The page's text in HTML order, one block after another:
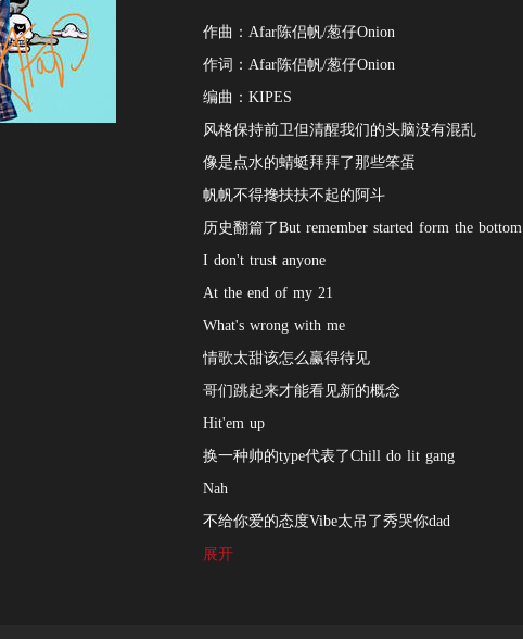
作曲：Afar陈侣帆/葱仔Onion
作词：Afar陈侣帆/葱仔Onion
编曲：KIPES
风格保持前卫但清醒我们的头脑没有混乱
像是点水的蜻蜓拜拜了那些笨蛋
帆帆不得搀扶扶不起的阿斗
历史翻篇了But remember started form the bottom
I don't trust anyone
At the end of my 21
What's wrong with me
情歌太甜该怎么赢得待见
哥们跳起来才能看见新的概念
Hit'em up
换一种帅的type代表了Chill do lit gang
Nah
不给你爱的态度Vibe太吊了秀哭你dad
hah
展开